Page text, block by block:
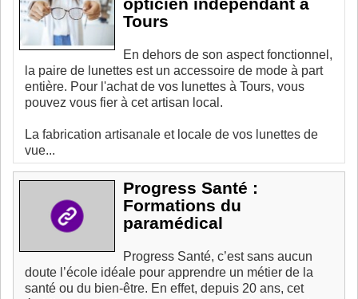
Tours
En dehors de son aspect fonctionnel,
la paire de lunettes est un accessoire de mode à part
entière. Pour l'achat de vos lunettes à Tours, vous
pouvez vous fier à cet artisan local.
La fabrication artisanale et locale de vos lunettes de
vue...
Progress Santé :
Formations du
paramédical
Progress Santé, c’est sans aucun
doute l’école idéale pour apprendre un métier de la
santé ou du bien-être. En effet, depuis 20 ans, cet